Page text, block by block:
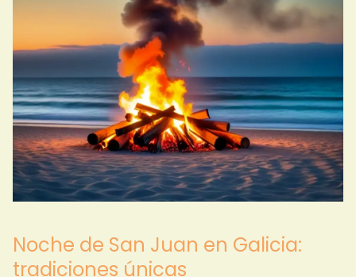
Noche de San Juan en Galicia:
tradiciones únicas